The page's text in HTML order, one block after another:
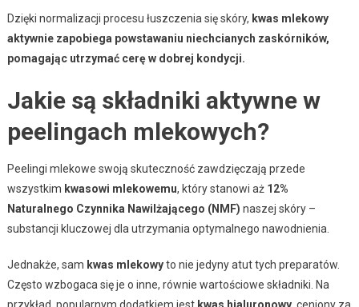
Dzięki normalizacji procesu łuszczenia się skóry, kwas mlekowy
aktywnie zapobiega powstawaniu niechcianych zaskórników,
pomagając utrzymać cerę w dobrej kondycji.
Jakie są składniki aktywne w
peelingach mlekowych?
Peelingi mlekowe swoją skuteczność zawdzięczają przede
wszystkim kwasowi mlekowemu, który stanowi aż 12%
Naturalnego Czynnika Nawilżającego (NMF) naszej skóry –
substancji kluczowej dla utrzymania optymalnego nawodnienia.
Jednakże, sam kwas mlekowyto nie jedyny atut tych preparatów.
Często wzbogaca się je o inne, równie wartościowe składniki. Na